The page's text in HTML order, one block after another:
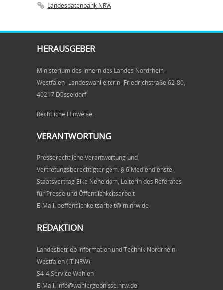
Landesdatenbank NRW
HERAUSGEBER
Ministerium des Innern des Landes Nordrhein-
Westfalen -Landeswahlleiterin- Friedrichstraße 62-80,
40217 Düsseldorf
Rechtliche Hinweise
VERANTWORTUNG
Presserechtliche Verantwortung und
Vertretungsberechtigter gem. § 6 Mediendienste-
Staatsvertrag Elke Neheidom, Leiterin des Referates
für Presse und Öffentlichkeitsarbeit
E-Mail: oeffentlichkeitsarbeit@im.nrw.de
REDAKTION
Landesbetrieb Information und Technik Nordrhein-
Westfalen (IT.NRW)
S4-4 Service Wahlen
E-Mail: info@wahlergebnisse.nrw.de